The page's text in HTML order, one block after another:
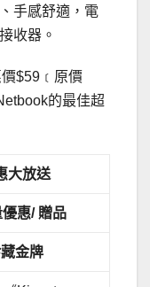
手感舒適，電
收器。
$59﹝原價
的最佳超
大放送
優惠/ 贈品
金牌